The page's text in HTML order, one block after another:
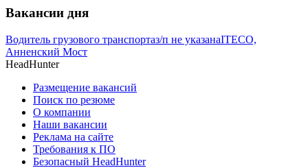
Вакансии дня
Водитель грузового транспортаз/п не указанаITECO,
Анненский Мост
HeadHunter
Размещение вакансий
Поиск по резюме
О компании
Наши вакансии
Реклама на сайте
Требования к ПО
Безопасный HeadHunter